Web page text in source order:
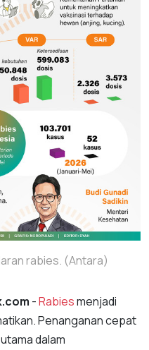
rabies. (Antara)
-Rabiesmenjadi
Penanganan cepat
dalam